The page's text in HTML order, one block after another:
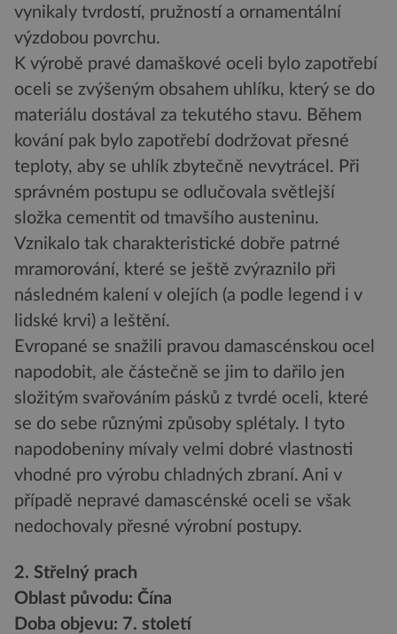
vynikaly tvrdostí, pružností a ornamentální
výzdobou povrchu.
K výrobě pravé damaškové oceli bylo zapotřebí
oceli se zvýšeným obsahem uhlíku, který se do
materiálu dostával za tekutého stavu. Během
kování pak bylo zapotřebí dodržovat přesné
teploty, aby se uhlík zbytečně nevytrácel. Při
správném postupu se odlučovala světlejší
složka cementit od tmavšího austeninu.
Vznikalo tak charakteristické dobře patrné
mramorování, které se ještě zvýraznilo při
následném kalení v olejích (a podle legend i v
lidské krvi) a leštění.
Evropané se snažili pravou damascénskou ocel
napodobit, ale částečně se jim to dařilo jen
složitým svařováním pásků z tvrdé oceli, které
se do sebe různými způsoby splétaly. I tyto
napodobeniny mívaly velmi dobré vlastnosti
vhodné pro výrobu chladných zbraní. Ani v
případě nepravé damascénské oceli se však
nedochovaly přesné výrobní postupy.
2. Střelný prach
Oblast původu: Čína
Doba objevu: 7. století